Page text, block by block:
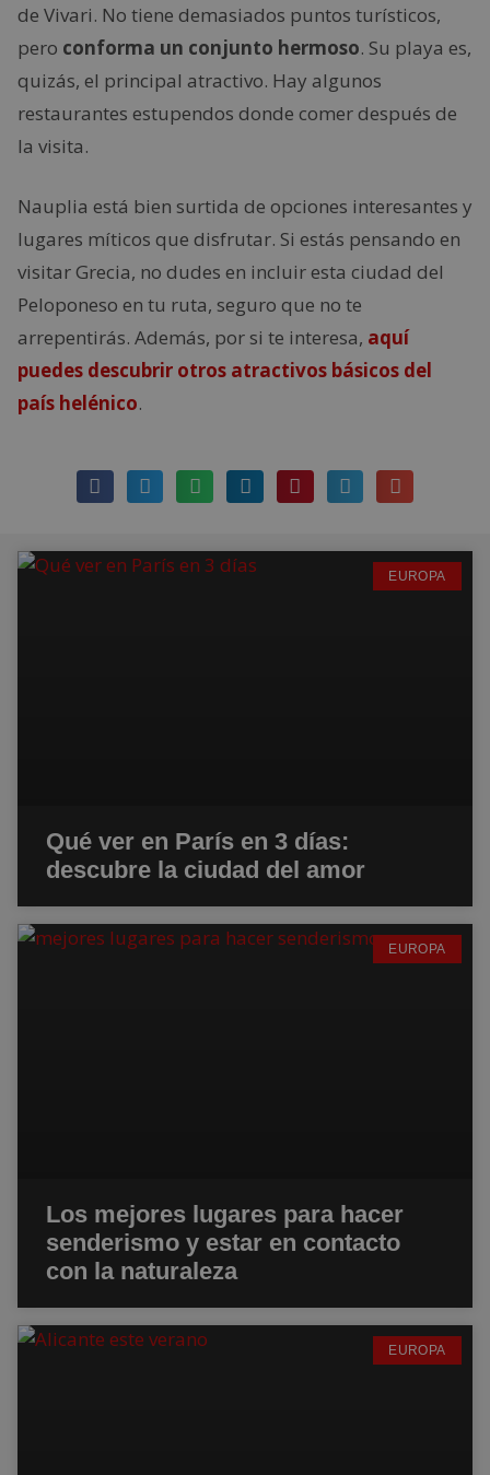
de Vivari. No tiene demasiados puntos turísticos,
pero conforma un conjunto hermoso. Su playa es,
quizás, el principal atractivo. Hay algunos
restaurantes estupendos donde comer después de
la visita.
Nauplia está bien surtida de opciones interesantes y
lugares míticos que disfrutar. Si estás pensando en
visitar Grecia, no dudes en incluir esta ciudad del
Peloponeso en tu ruta, seguro que no te
arrepentirás. Además, por si te interesa, aquí
puedes descubrir otros atractivos básicos del
país helénico.
EUROPA
Qué ver en París en 3 días:
descubre la ciudad del amor
EUROPA
Los mejores lugares para hacer
senderismo y estar en contacto
con la naturaleza
EUROPA